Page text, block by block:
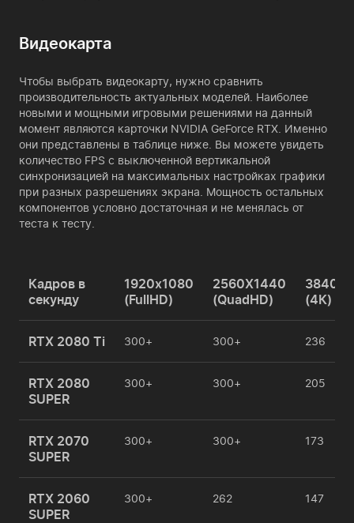
Видеокарта
Чтобы выбрать видеокарту, нужно сравнить
производительность актуальных моделей. Наиболее
новыми и мощными игровыми решениями на данный
момент являются карточки NVIDIA GeForce RTX. Именно
они представлены в таблице ниже. Вы можете увидеть
количество FPS с выключенной вертикальной
синхронизацией на максимальных настройках графики
при разных разрешениях экрана. Мощность остальных
компонентов условно достаточная и не менялась от
теста к тесту.
Кадров в
секунду
1920x1080
(FullHD)
2560X1440
(QuadHD)
(4К)
RTX 2080 Ti 300+ 300+ 236
RTX 2080
SUPER
300+ 300+ 205
RTX 2070
SUPER
300+ 300+ 173
RTX 2060
SUPER
300+ 262 147